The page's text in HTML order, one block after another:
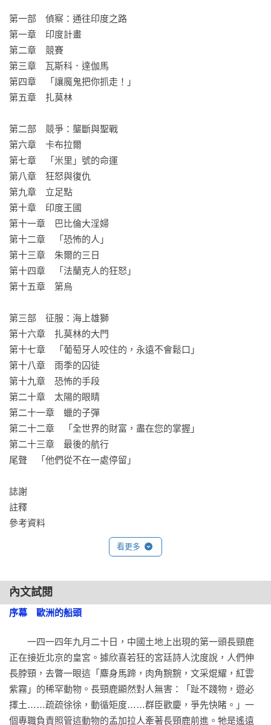
——《科克斯書評》
克勞利之前著作的讀者對於關於海戰、陸戰和海灘的刺激故事
一定不會失望。克勞利很好地為葡萄牙的重要性做了辯護，它
建立第一個全球帝國。
——《每日電訊報》
快節奏的、可讀性極高的敘述史，涉及迪亞士和達伽馬的航
行、阿爾梅達和阿爾布開克的戰役與征服……克勞利對事件的
詳細描述還原在對編年史家如巴羅斯和科雷亞的作品的細讀
上，他們的作品是用騎士編年史的傳統來寫的。
——《今日歷史》
在他之前關於十五、十六世紀基督徒和鄂圖曼帝國爭奪地中海
的研究裡，克勞利已經表現出一種罕見的才華，即將令人手不
釋卷的敘述與細緻到位的學術研究結合起來，同時還能將人性
與地緣政治平衡。在本書裡，這種才華表現得淋漓盡致。他講
述的故事驚心動魄，但並不是每一位歷史學家都能把這個故事
——白金漢大學現代藝術史高級研究員邁克爾．普羅傑
第一部　偵察：通往印度之路
第一章　印度計畫
第二章　競賽
第三章　瓦斯科．達伽馬
第四章　「讓魔鬼把你抓走！」
第五章　扎莫林
第二部　競爭：壟斷與聖戰
第六章　卡布拉爾
第七章　「米里」號的命運
第八章　狂怒與復仇
第九章　立足點
第十章　印度王國
第十一章　巴比倫大淫婦
第十二章　「恐怖的人」
第十三章　朱爾的三日
第十四章　「法蘭克人的狂怒」
第十五章　第烏
第三部　征服：海上雄獅
第十六章　扎莫林的大門
第十七章　「葡萄牙人咬住的，永遠不會鬆口」
第十八章　雨季的囚徒
第十九章　恐怖的手段
第二十章　太陽的眼睛
第二十一章　蠟的子彈
第二十二章　「全世界的財富，盡在您的掌握」
第二十三章　最後的航行
尾聲　「他們從不在一處停留」
誌謝
註釋
參考資料
看更多
內文試閱
序幕　歐洲的船頭
一四一四年九月二十日，中國土地上出現的第一頭長頸鹿
正在接近北京的皇宮。據欣喜若狂的宮廷詩人沈度說，人們伸
長脖頸，去瞥一眼這「麋身馬蹄，肉角黦黦，文采焜耀，紅雲
紫霧」的稀罕動物。長頸鹿顯然對人無害：「趾不踐物，遊必
擇土……疏疏徐徐，動循矩度……群臣歡慶，爭先快睹。」一
個專職負責照管這動物的孟加拉人牽著長頸鹿前進。牠是遙遠